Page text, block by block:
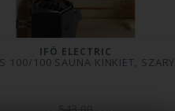
IFÖ ELECTRIC
100/100 SAUNA KINKIET, SZARY